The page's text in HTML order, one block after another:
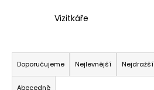
Vizitkáře
Ř
a
z
Doporučujeme Nejlevnější Nejdražší
Abecedně
HLEDAT